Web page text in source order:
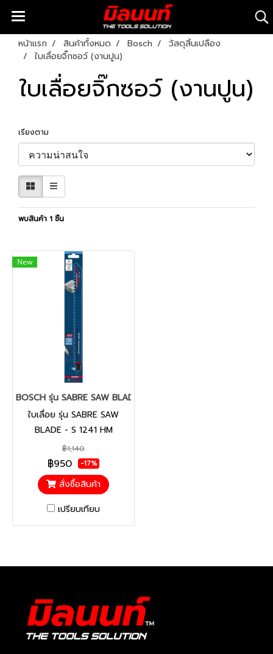
หน้าแรก สินค้าทั้งหมด Bosch
วัสดุสิ้นเปลือง
ใบเลื่อยจิ๊กซอว์ (งานปูน)
ใบเลื่อยจิ๊กซอว์ (งานปูน)
เรียงตาม
พบสินค้า 1 ชิ้น
New
BOSCH รุ่น SABRE SAW BLADE - S 1241 HM (Aerated
ใบเลื่อย รุ่น SABRE SAW
BLADE - S 1241 HM
(Aerated Concrete) :
EXPERT
฿1,140
฿950 -17%
สั่งซื้อสินค้า
เปรียบเทียบ